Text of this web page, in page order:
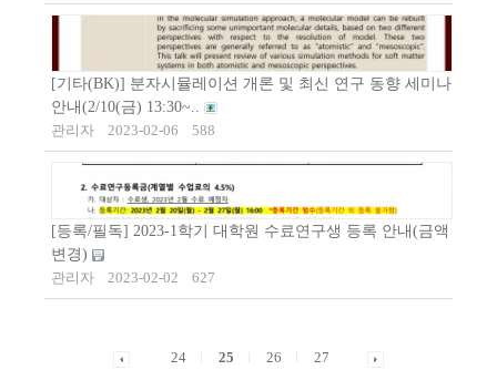
[기타(BK)] 분자시뮬레이션 개론 및 최신 연구 동향 세미나
안내(2/10(금) 13:30~..
관리자
2023-02-06 588
[등록/필독] 2023-1학기 대학원 수료연구생 등록 안내(금액
변경)
관리자
2023-02-02 627
24 25 26 27